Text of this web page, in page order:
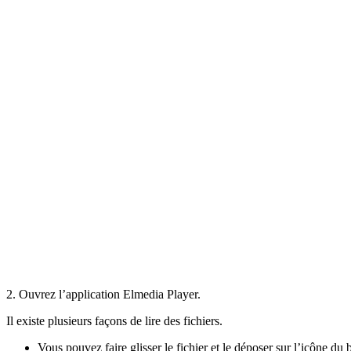
2. Ouvrez l’application Elmedia Player.
Il existe plusieurs façons de lire des fichiers.
Vous pouvez faire glisser le fichier et le déposer sur l’icône du